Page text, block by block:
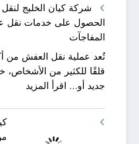
شركة كيان الخليج
الحصول على خدمات نقل
المفاجآت
تُعد عملية نقل العفش من
قلقًا للكثير من الأشخاص،
جديد أو… اقرأ المزيد
الخليج